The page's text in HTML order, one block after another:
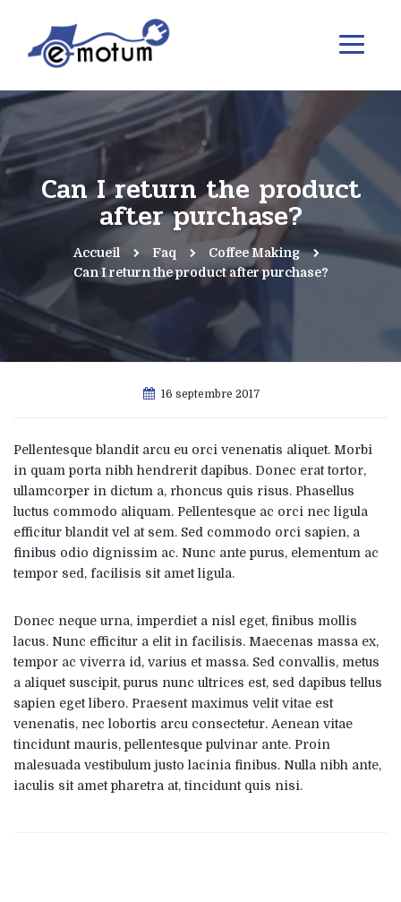
Can I return the product
after purchase?
Accueil Faq
Coffee Making
Can I return the product after purchase?
16 septembre 2017
Pellentesque blandit arcu eu orci venenatis aliquet. Morbi
in quam porta nibh hendrerit dapibus. Donec erat tortor,
ullamcorper in dictum a, rhoncus quis risus. Phasellus
luctus commodo aliquam. Pellentesque ac orci nec ligula
efficitur blandit vel at sem. Sed commodo orci sapien, a
finibus odio dignissim ac. Nunc ante purus, elementum ac
tempor sed, facilisis sit amet ligula.
Donec neque urna, imperdiet a nisl eget, finibus mollis
lacus. Nunc efficitur a elit in facilisis. Maecenas massa ex,
tempor ac viverra id, varius et massa. Sed convallis, metus
a aliquet suscipit, purus nunc ultrices est, sed dapibus tellus
sapien eget libero. Praesent maximus velit vitae est
venenatis, nec lobortis arcu consectetur. Aenean vitae
tincidunt mauris, pellentesque pulvinar ante. Proin
malesuada vestibulum justo lacinia finibus. Nulla nibh ante,
iaculis sit amet pharetra at, tincidunt quis nisi.